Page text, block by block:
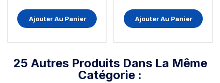
Ajouter Au Panier Ajouter Au Panier
25 Autres Produits Dans La Même
Catégorie :